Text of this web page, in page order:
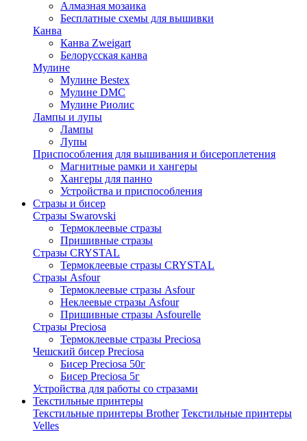
Алмазная мозаика
Бесплатные схемы для вышивки
Канва
Канва Zweigart
Белорусская канва
Мулине
Мулине Bestex
Мулине DMC
Мулине Риолис
Лампы и лупы
Лампы
Лупы
Приспособления для вышивания и бисероплетения
Магнитные рамки и хангеры
Хангеры для панно
Устройства и приспособления
Стразы и бисер
Стразы Swarovski
Термоклеевые стразы
Пришивные стразы
Стразы CRYSTAL
Термоклеевые стразы CRYSTAL
Стразы Asfour
Термоклеевые стразы Asfour
Неклеевые стразы Asfour
Пришивные стразы Asfourelle
Стразы Preciosa
Термоклеевые стразы Preciosa
Чешский бисер Preciosa
Бисер Preciosa 50г
Бисер Preciosa 5г
Устройства для работы со стразами
Текстильные принтеры
Текстильные принтеры Brother Текстильные принтеры
Velles